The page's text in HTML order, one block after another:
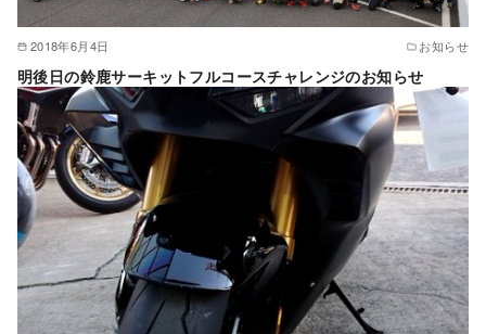
2018年6月4日 お知らせ
明後日の鈴鹿サーキットフルコースチャレンジのお知らせ